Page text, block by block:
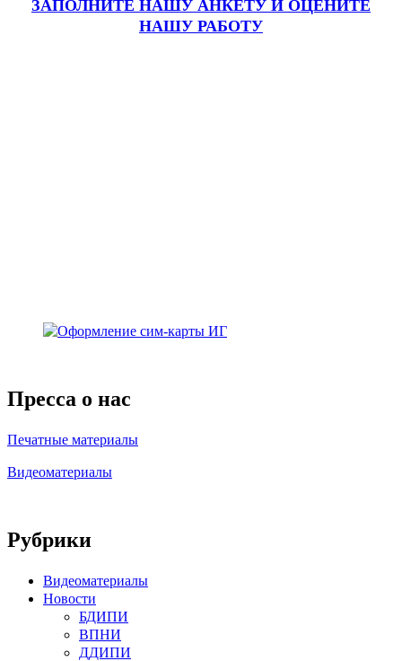
ЗАПОЛНИТЕ НАШУ АНКЕТУ И ОЦЕНИТЕ
НАШУ РАБОТУ
Пресса о нас
Печатные материалы
Видеоматериалы
Рубрики
Видеоматериалы
Новости
БДИПИ
ВПНИ
ДДИПИ